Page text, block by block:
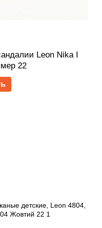
Leon Nika I
22